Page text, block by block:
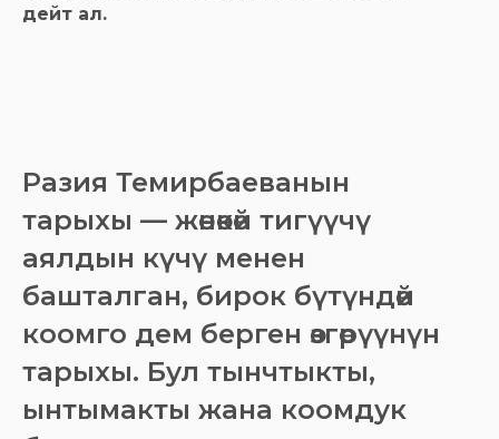
дейт ал.
Разия Темирбаеванын
тарыхы — жөнөкөй тигүүчү
аялдын күчү менен
башталган, бирок бүтүндөй
коомго дем берген өзгөрүүнүн
тарыхы. Бул тынчтыкты,
ынтымакты жана коомдук